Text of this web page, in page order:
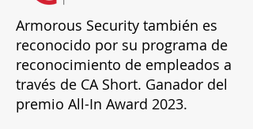
Armorous Security también es
reconocido por su programa de
reconocimiento de empleados a
través de CA Short. Ganador del
premio All-In Award 2023.